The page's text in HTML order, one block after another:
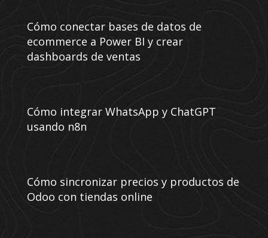
Cómo conectar bases de datos de
ecommerce a Power BI y crear
dashboards de ventas
Cómo integrar WhatsApp y ChatGPT
usando n8n
Cómo sincronizar precios y productos de
Odoo con tiendas online